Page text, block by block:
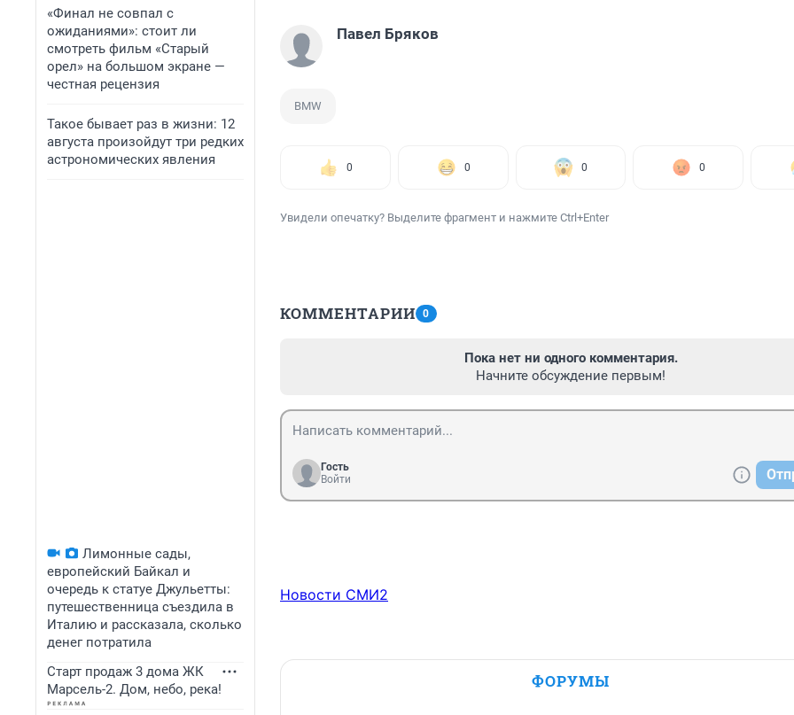
«Финал не совпал с
ожиданиями»: стоит ли
смотреть фильм «Старый
орел» на большом экране —
честная рецензия
Такое бывает раз в жизни: 12
августа произойдут три редких
астрономических явления
Лимонные сады,
европейский Байкал и
очередь к статуе Джульетты:
путешественница съездила в
Италию и рассказала, сколько
денег потратила
Старт продаж 3 дома ЖК
Марсель-2. Дом, небо, река!
Павел Бряков
BMW
0 0 0 0
Увидели опечатку? Выделите фрагмент и нажмите Ctrl+Enter
КОММЕНТАРИИ 0
Пока нет ни одного комментария.
Начните обсуждение первым!
Гость
Войти
Новости СМИ2
ФОРУМЫ